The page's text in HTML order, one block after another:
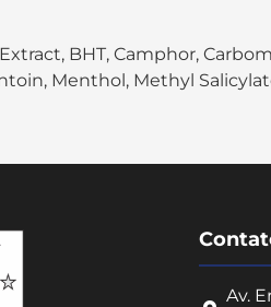
BHT, Camphor,
Menthol, Methyl
Av.